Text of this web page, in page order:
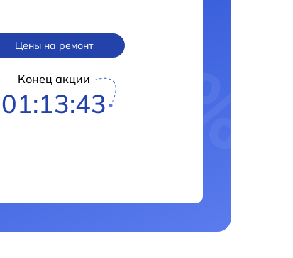
Цены на ремонт
Конец акции
01:13:42